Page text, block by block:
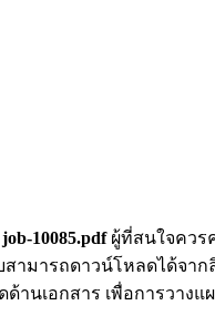
job-10085.pdfผู้ที่สนใจควร
มารถดาวน์โหลดได้จา
านเอกสาร เพื่อการวาง